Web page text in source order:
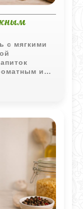
с мягкими
и
подачи